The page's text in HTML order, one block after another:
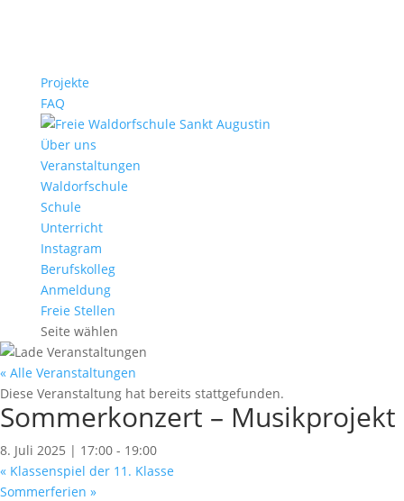
Projekte
FAQ
Über uns
Veranstaltungen
Waldorfschule
Schule
Unterricht
Instagram
Berufskolleg
Anmeldung
Freie Stellen
Seite wählen
« Alle Veranstaltungen
Diese Veranstaltung hat bereits stattgefunden.
Sommerkonzert – Musikprojekt
8. Juli 2025 | 17:00 - 19:00
« Klassenspiel der 11. Klasse
Sommerferien »